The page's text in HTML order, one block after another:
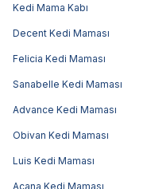
Kedi Mama Kabı
Decent Kedi Maması
Felicia Kedi Maması
Sanabelle Kedi Maması
Advance Kedi Maması
Obivan Kedi Maması
Luis Kedi Maması
Acana Kedi Maması